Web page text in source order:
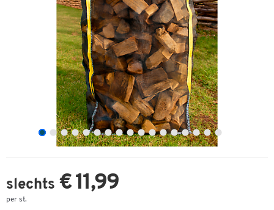
slechts € 11,99
per st.